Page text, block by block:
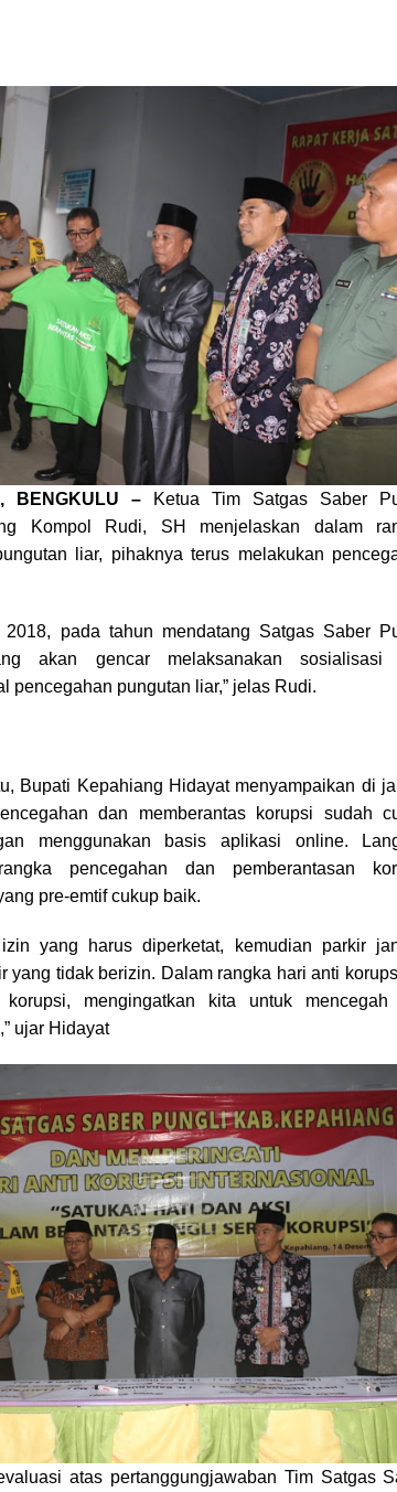
BENGKULU –
Ketua Tim Satgas Saber
Kompol Rudi, SH menjelaskan dalam
liar, pihaknya terus melakukan
2018, pada tahun mendatang Satgas Saber
akan gencar melaksanakan sosialisasi
pencegahan pungutan liar,” jelas Rudi.
Bupati Kepahiang Hidayat menyampaikan di
dan memberantas korupsi sudah
menggunakan basis aplikasi online.
pencegahan dan pemberantasan
pre-emtif cukup baik.
yang harus diperketat, kemudian parkir
yang tidak berizin. Dalam rangka hari anti
mengingatkan kita untuk mencegah
ujar Hidayat
atas pertanggungjawaban Tim Satgas